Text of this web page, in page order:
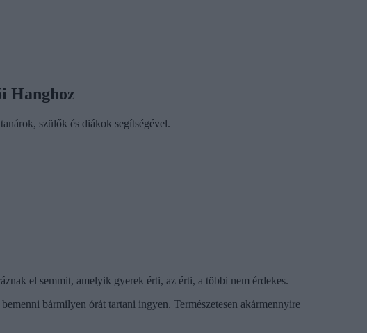
Hanghoz
szülők és diákok segítségével.
el semmit, amelyik gyerek érti, az érti, a többi nem érdekes.
bármilyen órát tartani ingyen. Természetesen akármennyire